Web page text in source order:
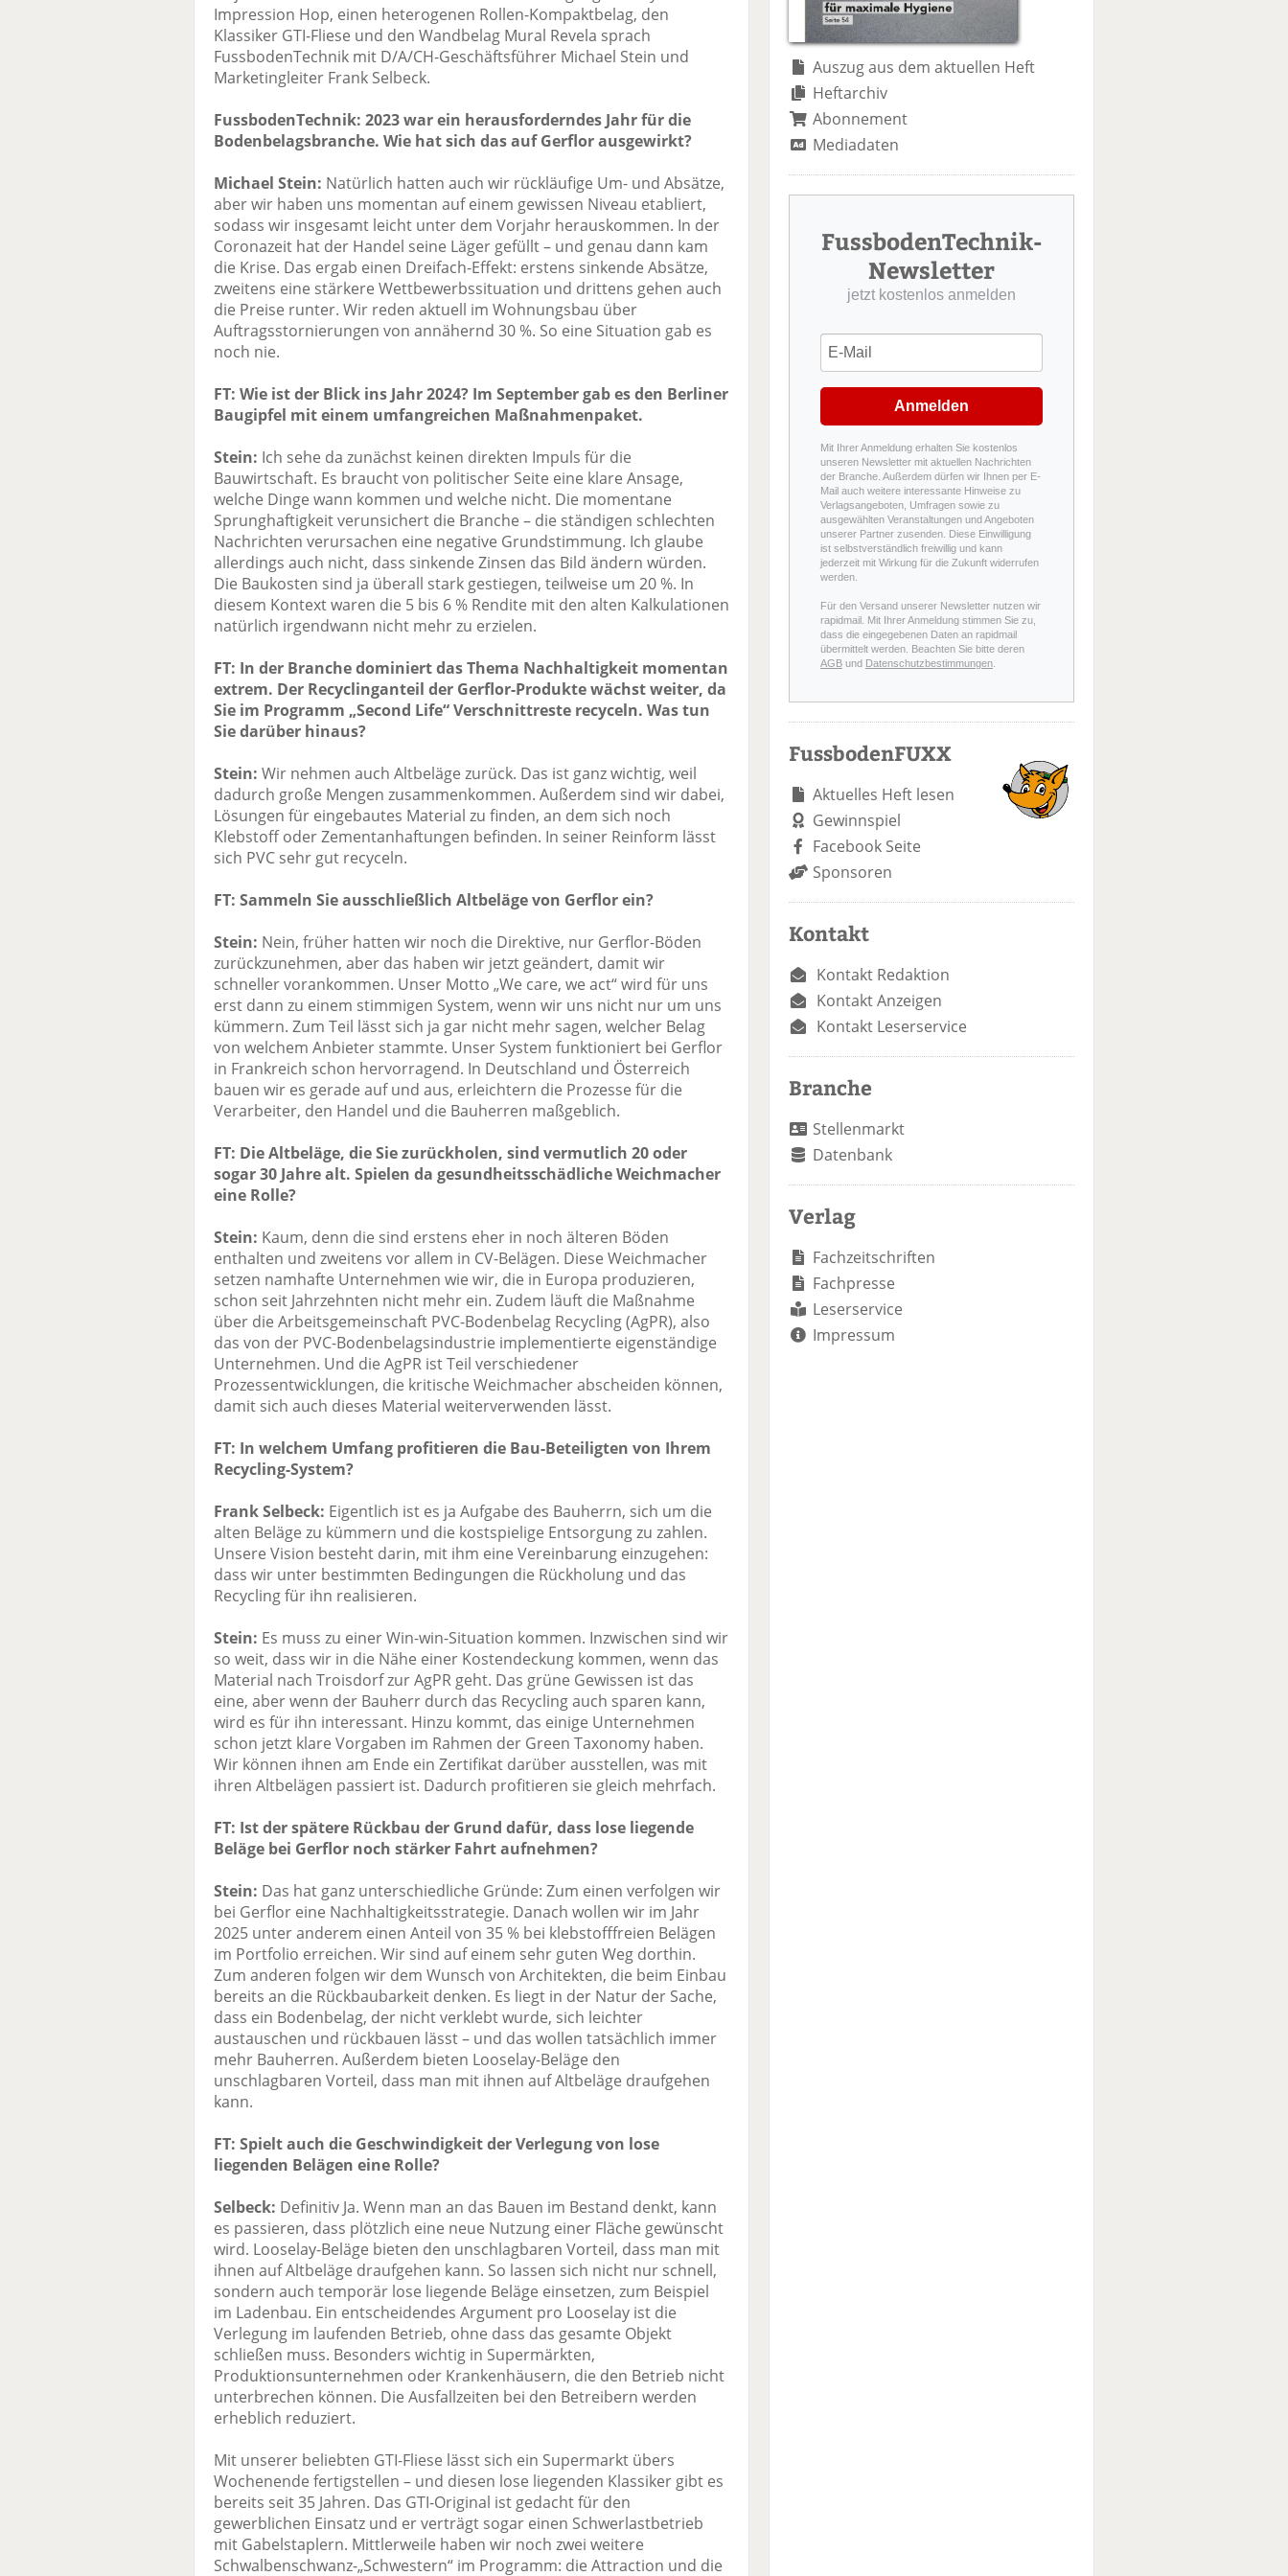
il
e
n
Impression Hop, einen heterogenen Rollen-Kompaktbelag, den
Klassiker GTI-Fliese und den Wandbelag Mural Revela sprach
FussbodenTechnik mit D/A/CH-Geschäftsführer Michael Stein und
Marketingleiter Frank Selbeck.
FussbodenTechnik: 2023 war ein herausforderndes Jahr für die
Bodenbelagsbranche. Wie hat sich das auf Gerflor ausgewirkt?
Michael Stein: Natürlich hatten auch wir rückläufige Um- und Absätze,
aber wir haben uns momentan auf einem gewissen Niveau etabliert,
sodass wir insgesamt leicht unter dem Vorjahr herauskommen. In der
Coronazeit hat der Handel seine Läger gefüllt – und genau dann kam
die Krise. Das ergab einen Dreifach-Effekt: erstens sinkende Absätze,
zweitens eine stärkere Wettbewerbssituation und drittens gehen auch
die Preise runter. Wir reden aktuell im Wohnungsbau über
Auftragsstornierungen von annähernd 30 %. So eine Situation gab es
noch nie.
FT: Wie ist der Blick ins Jahr 2024? Im September gab es den Berliner
Baugipfel mit einem umfangreichen Maßnahmenpaket.
Stein: Ich sehe da zunächst keinen direkten Impuls für die
Bauwirtschaft. Es braucht von politischer Seite eine klare Ansage,
welche Dinge wann kommen und welche nicht. Die momentane
Sprunghaftigkeit verunsichert die Branche – die ständigen schlechten
Nachrichten verursachen eine negative Grundstimmung. Ich glaube
allerdings auch nicht, dass sinkende Zinsen das Bild ändern würden.
Die Baukosten sind ja überall stark gestiegen, teilweise um 20 %. In
diesem Kontext waren die 5 bis 6 % Rendite mit den alten Kalkulationen
natürlich irgendwann nicht mehr zu erzielen.
FT: In der Branche dominiert das Thema Nachhaltigkeit momentan
extrem. Der Recyclinganteil der Gerflor-Produkte wächst weiter, da
Sie im Programm „Second Life“ Verschnittreste recyceln. Was tun
Sie darüber hinaus?
Stein: Wir nehmen auch Altbeläge zurück. Das ist ganz wichtig, weil
dadurch große Mengen zusammenkommen. Außerdem sind wir dabei,
Lösungen für eingebautes Material zu finden, an dem sich noch
Klebstoff oder Zementanhaftungen befinden. In seiner Reinform lässt
sich PVC sehr gut recyceln.
FT: Sammeln Sie ausschließlich Altbeläge von Gerflor ein?
Stein: Nein, früher hatten wir noch die Direktive, nur Gerflor-Böden
zurückzunehmen, aber das haben wir jetzt geändert, damit wir
schneller vorankommen. Unser Motto „We care, we act“ wird für uns
erst dann zu einem stimmigen System, wenn wir uns nicht nur um uns
kümmern. Zum Teil lässt sich ja gar nicht mehr sagen, welcher Belag
von welchem Anbieter stammte. Unser System funktioniert bei Gerflor
in Frankreich schon hervorragend. In Deutschland und Österreich
bauen wir es gerade auf und aus, erleichtern die Prozesse für die
Verarbeiter, den Handel und die Bauherren maßgeblich.
FT: Die Altbeläge, die Sie zurückholen, sind vermutlich 20 oder
sogar 30 Jahre alt. Spielen da gesundheitsschädliche Weichmacher
eine Rolle?
Stein: Kaum, denn die sind erstens eher in noch älteren Böden
enthalten und zweitens vor allem in CV-Belägen. Diese Weichmacher
setzen namhafte Unternehmen wie wir, die in Europa produzieren,
schon seit Jahrzehnten nicht mehr ein. Zudem läuft die Maßnahme
über die Arbeitsgemeinschaft PVC-Bodenbelag Recycling (AgPR), also
das von der PVC-Bodenbelagsindustrie implementierte eigenständige
Unternehmen. Und die AgPR ist Teil verschiedener
Prozessentwicklungen, die kritische Weichmacher abscheiden können,
damit sich auch dieses Material weiterverwenden lässt.
FT: In welchem Umfang profitieren die Bau-Beteiligten von Ihrem
Recycling-System?
Frank Selbeck: Eigentlich ist es ja Aufgabe des Bauherrn, sich um die
alten Beläge zu kümmern und die kostspielige Entsorgung zu zahlen.
Unsere Vision besteht darin, mit ihm eine Vereinbarung einzugehen:
dass wir unter bestimmten Bedingungen die Rückholung und das
Recycling für ihn realisieren.
Stein: Es muss zu einer Win-win-Situation kommen. Inzwischen sind wir
so weit, dass wir in die Nähe einer Kostendeckung kommen, wenn das
Material nach Troisdorf zur AgPR geht. Das grüne Gewissen ist das
eine, aber wenn der Bauherr durch das Recycling auch sparen kann,
wird es für ihn interessant. Hinzu kommt, das einige Unternehmen
schon jetzt klare Vorgaben im Rahmen der Green Taxonomy haben.
Wir können ihnen am Ende ein Zertifikat darüber ausstellen, was mit
ihren Altbelägen passiert ist. Dadurch profitieren sie gleich mehrfach.
FT: Ist der spätere Rückbau der Grund dafür, dass lose liegende
Beläge bei Gerflor noch stärker Fahrt aufnehmen?
Stein: Das hat ganz unterschiedliche Gründe: Zum einen verfolgen wir
bei Gerflor eine Nachhaltigkeitsstrategie. Danach wollen wir im Jahr
2025 unter anderem einen Anteil von 35 % bei klebstofffreien Belägen
im Portfolio erreichen. Wir sind auf einem sehr guten Weg dorthin.
Zum anderen folgen wir dem Wunsch von Architekten, die beim Einbau
bereits an die Rückbaubarkeit denken. Es liegt in der Natur der Sache,
dass ein Bodenbelag, der nicht verklebt wurde, sich leichter
austauschen und rückbauen lässt – und das wollen tatsächlich immer
mehr Bauherren. Außerdem bieten Looselay-Beläge den
unschlagbaren Vorteil, dass man mit ihnen auf Altbeläge draufgehen
kann.
FT: Spielt auch die Geschwindigkeit der Verlegung von lose
liegenden Belägen eine Rolle?
Selbeck: Definitiv Ja. Wenn man an das Bauen im Bestand denkt, kann
es passieren, dass plötzlich eine neue Nutzung einer Fläche gewünscht
wird. Looselay-Beläge bieten den unschlagbaren Vorteil, dass man mit
ihnen auf Altbeläge draufgehen kann. So lassen sich nicht nur schnell,
sondern auch temporär lose liegende Beläge einsetzen, zum Beispiel
im Ladenbau. Ein entscheidendes Argument pro Looselay ist die
Verlegung im laufenden Betrieb, ohne dass das gesamte Objekt
schließen muss. Besonders wichtig in Supermärkten,
Produktionsunternehmen oder Krankenhäusern, die den Betrieb nicht
unterbrechen können. Die Ausfallzeiten bei den Betreibern werden
erheblich reduziert.
Mit unserer beliebten GTI-Fliese lässt sich ein Supermarkt übers
Wochenende fertigstellen – und diesen lose liegenden Klassiker gibt es
bereits seit 35 Jahren. Das GTI-Original ist gedacht für den
gewerblichen Einsatz und er verträgt sogar einen Schwerlastbetrieb
mit Gabelstaplern. Mittlerweile haben wir noch zwei weitere
Schwalbenschwanz-„Schwestern“ im Programm: die Attraction und die
Auszug aus dem aktuellen Heft
Heftarchiv
Abonnement
Mediadaten
FussbodenTechnik-
Newsletter
jetzt kostenlos anmelden
Anmelden
Mit Ihrer Anmeldung erhalten Sie kostenlos
unseren Newsletter mit aktuellen Nachrichten
der Branche. Außerdem dürfen wir Ihnen per E-
Mail auch weitere interessante Hinweise zu
Verlagsangeboten, Umfragen sowie zu
ausgewählten Veranstaltungen und Angeboten
unserer Partner zusenden. Diese Einwilligung
ist selbstverständlich freiwillig und kann
jederzeit mit Wirkung für die Zukunft widerrufen
werden.
Für den Versand unserer Newsletter nutzen wir
rapidmail. Mit Ihrer Anmeldung stimmen Sie zu,
dass die eingegebenen Daten an rapidmail
übermittelt werden. Beachten Sie bitte deren
AGB und Datenschutzbestimmungen.
FussbodenFUXX
Aktuelles Heft lesen
Gewinnspiel
Facebook Seite
Sponsoren
Kontakt
Kontakt Redaktion
Kontakt Anzeigen
Kontakt Leserservice
Branche
Stellenmarkt
Datenbank
Verlag
Fachzeitschriften
Fachpresse
Leserservice
Impressum